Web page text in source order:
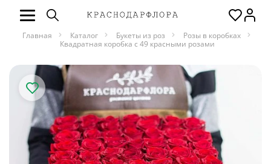
Главная Каталог Букеты из роз
Розы в коробках
Квадратная коробка с 49 красными розами